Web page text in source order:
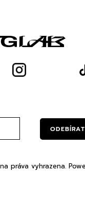
práva vyhrazena.